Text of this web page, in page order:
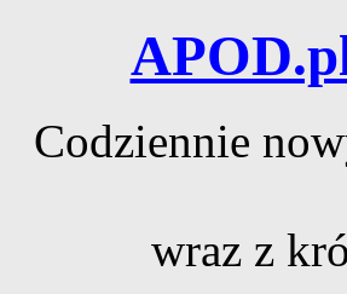
Codziennie
wraz z